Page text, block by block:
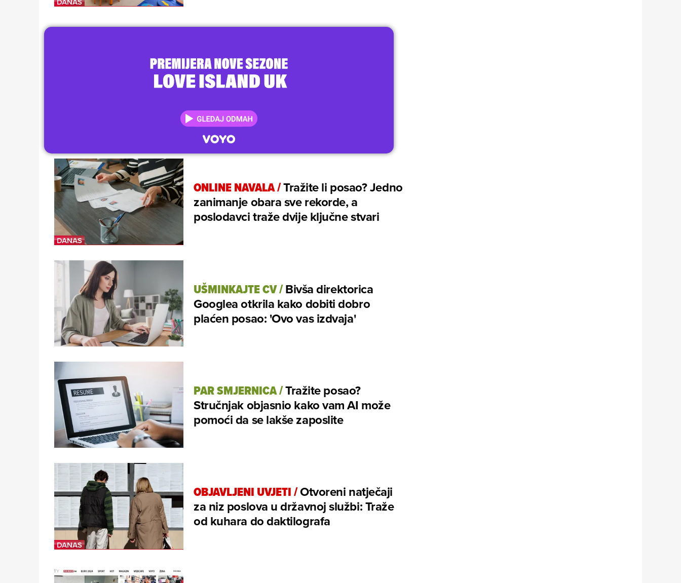
ONLINE NAVALA/Tražite li posao? Jedno
zanimanje obara sve rekorde, a
poslodavci traže dvije ključne stvari
UŠMINKAJTE CV/Bivša direktorica
Googlea otkrila kako dobiti dobro
plaćen posao: 'Ovo vas izdvaja'
PAR SMJERNICA/Tražite posao?
Stručnjak objasnio kako vam AI može
pomoći da se lakše zaposlite
OBJAVLJENI UVJETI/Otvoreni natječaji
za niz poslova u državnoj službi: Traže
od kuhara do daktilografa